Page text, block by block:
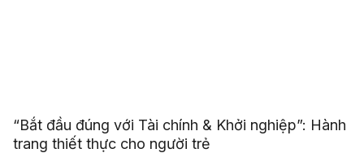
“Bắt đầu đúng với Tài chính & Khởi nghiệp”: Hành
trang thiết thực cho người trẻ